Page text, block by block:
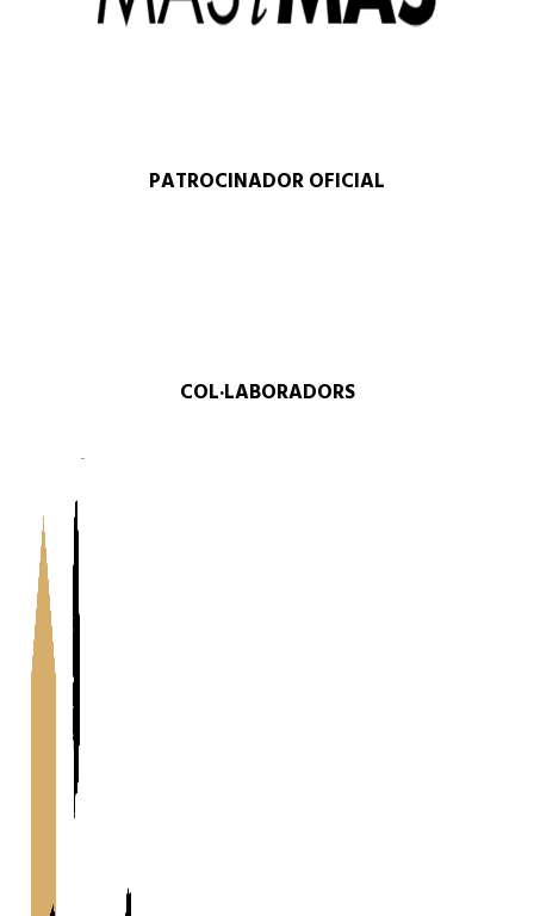
PATROCINADOR OFICIAL
COL·LABORADORS